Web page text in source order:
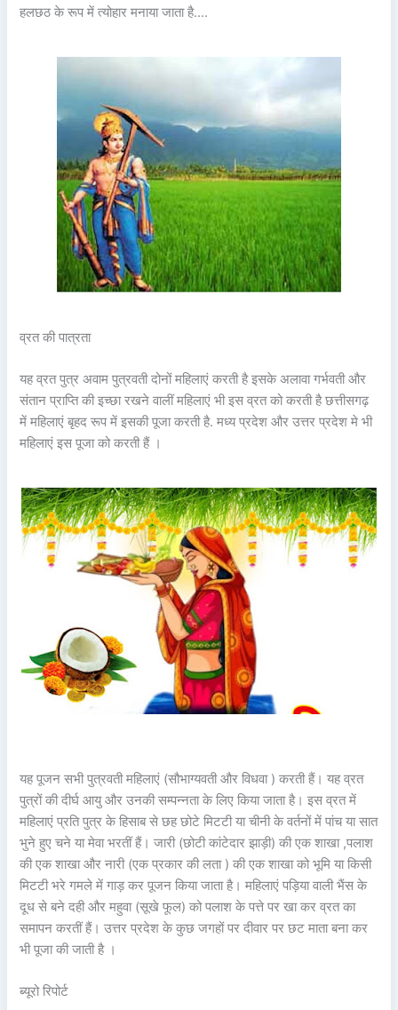
हलछठ के रूप में त्योहार मनाया जाता है….
व्रत की पात्रता
यह व्रत पुत्र अवाम पुत्रवती दोनों महिलाएं करती है इसके अलावा गर्भवती और
संतान प्राप्ति की इच्छा रखने वालीं महिलाएं भी इस व्रत को करती है छत्तीसगढ़
में महिलाएं बृहद रूप में इसकी पूजा करती है. मध्य प्रदेश और उत्तर प्रदेश मे भी
महिलाएं इस पूजा को करती हैं ।
यह पूजन सभी पुत्रवती महिलाएं (सौभाग्यवती और विधवा ) करती हैं। यह व्रत
पुत्रों की दीर्घ आयु और उनकी सम्पन्नता के लिए किया जाता है। इस व्रत में
महिलाएं प्रति पुत्र के हिसाब से छह छोटे मिटटी या चीनी के वर्तनों में पांच या सात
भुने हुए चने या मेवा भरतीं हैं। जारी (छोटी कांटेदार झाड़ी) की एक शाखा ,पलाश
की एक शाखा और नारी (एक प्रकार की लता ) की एक शाखा को भूमि या किसी
मिटटी भरे गमले में गाड़ कर पूजन किया जाता है। महिलाएं पड़िया वाली भैंस के
दूध से बने दही और महुवा (सूखे फूल) को पलाश के पत्ते पर खा कर व्रत का
समापन करतीं हैं। उत्तर प्रदेश के कुछ जगहों पर दीवार पर छट माता बना कर
भी पूजा की जाती है ।
ब्यूरो रिपोर्ट